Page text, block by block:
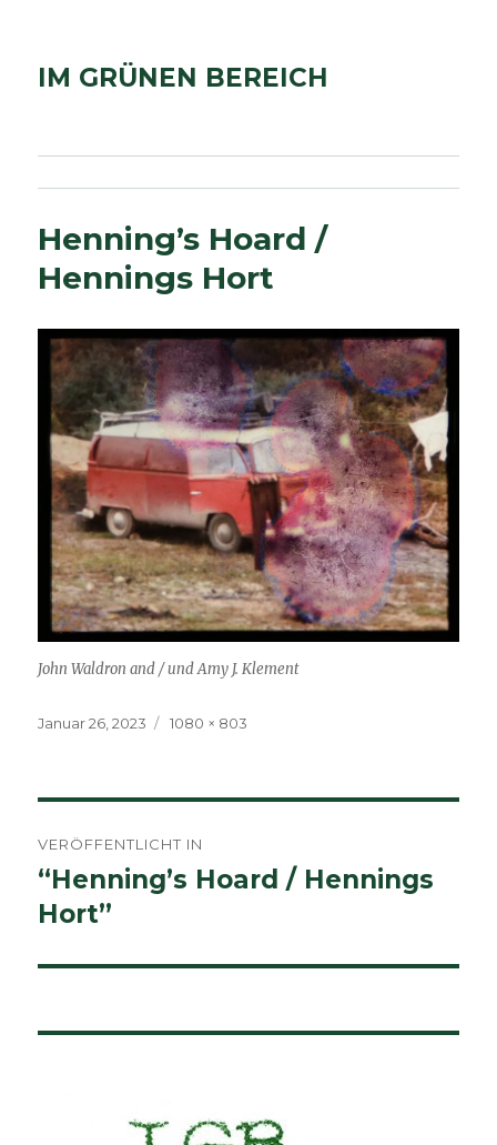
IM GRÜNEN BEREICH
Henning’s Hoard /
Hennings Hort
John Waldron and / und Amy J. Klement
Veröffentlicht
Januar 26, 2023
Volle
1080 × 803
VERÖFFENTLICHT IN
“Henning’s Hoard / Hennings
Hort”